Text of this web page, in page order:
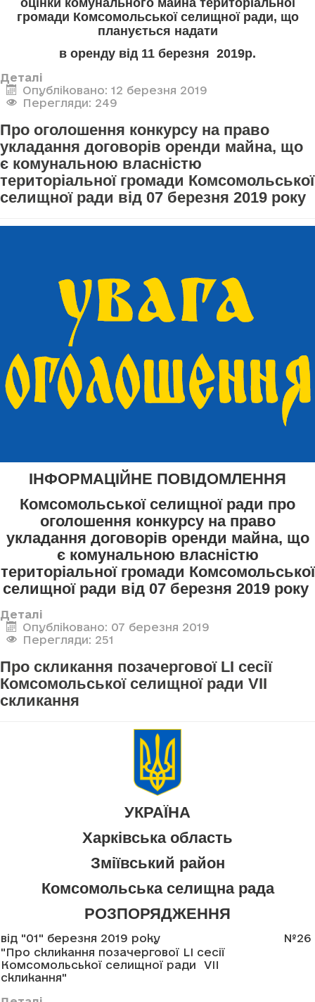
громади Комсомольської селищної ради, що
планується надати
в оренду від 11 березня 2019р.
Деталі
Опубліковано: 12 березня 2019
Перегляди: 249
Про оголошення конкурсу на право
укладання договорів оренди майна, що
є комунальною власністю
територіальної громади Комсомольської
селищної ради від 07 березня 2019 року
ІНФОРМАЦІЙНЕ ПОВІДОМЛЕННЯ
Комсомольської селищної ради про
оголошення конкурсу на право
укладання договорів оренди майна, що
є комунальною власністю
територіальної громади Комсомольської
селищної ради від 07 березня 2019 року
Деталі
Опубліковано: 07 березня 2019
Перегляди: 251
Про скликання позачергової LI сесії
Комсомольської селищної ради VII
скликання
УКРАЇНА
Харківська область
Зміївський район
Комсомольська селищна рада
РОЗПОРЯДЖЕННЯ
від "01" березня 2019 року
№26
"Про скликання позачергової LI сесії
Комсомольської селищної ради VII
скликання"